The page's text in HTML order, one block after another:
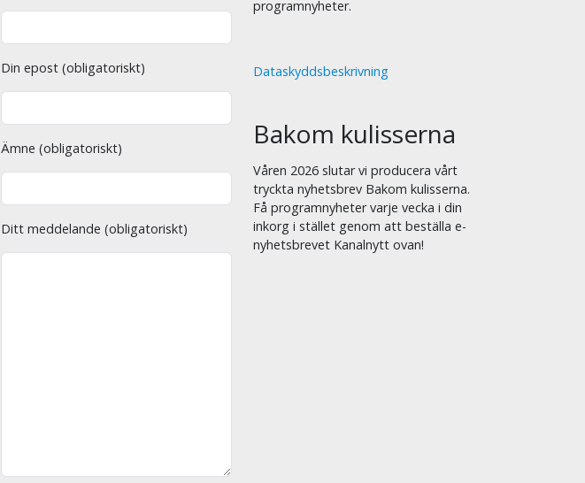
Din epost (obligatoriskt)
Ämne (obligatoriskt)
Ditt meddelande (obligatoriskt)
programnyheter.
Dataskyddsbeskrivning
Bakom kulisserna
Våren 2026 slutar vi producera vårt
tryckta nyhetsbrev Bakom kulisserna.
Få programnyheter varje vecka i din
inkorg i stället genom att beställa e-
nyhetsbrevet Kanalnytt ovan!